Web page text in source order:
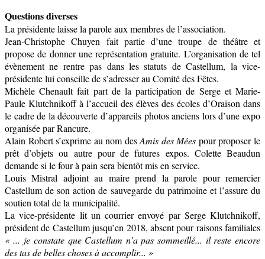
Questions diverses
La présidente laisse la parole aux membres de l’association.
Jean-Christophe Chuyen fait partie d’une troupe de théâtre et
propose de donner une représentation gratuite. L’organisation de tel
évènement ne rentre pas dans les statuts de Castellum, la vice-
présidente lui conseille de s’adresser au Comité des Fêtes.
Michèle Chenault fait part de la participation de Serge et Marie-
Paule Klutchnikoff à l’accueil des élèves des écoles d’Oraison dans
le cadre de la découverte d’appareils photos anciens lors d’une expo
organisée par Rancure.
Alain Robert s’exprime au nom desAmis des Mées pour proposer le
prêt d’objets ou autre pour de futures expos. Colette Beaudun
demande si le four à pain sera bientôt mis en service.
Louis Mistral adjoint au maire prend la parole pour remercier
Castellum de son action de sauvegarde du patrimoine et l’assure du
soutien total de la municipalité.
La vice-présidente lit un courrier envoyé par Serge Klutchnikoff,
président de Castellum jusqu’en 2018, absent pour raisons familiales
« ... je constate que Castellum n’a pas sommeillé... il reste encore
des tas de belles choses à accomplir... »